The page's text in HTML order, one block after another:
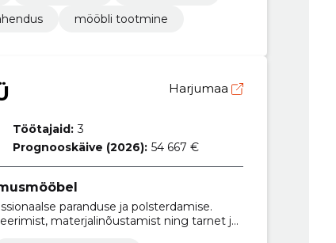
mööbli tootmine
Harjumaa
Töötajaid: 3
Prognooskäive (2026): 54 667 €
paranduse ja polsterdamise.
materjalinõustamist ning tarnet ja